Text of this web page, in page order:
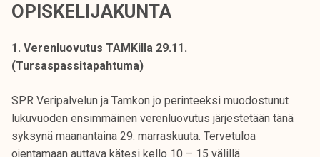
a
u
n
a
OPISKELIJAKUNTA
1. Verenluovutus TAMKilla 29.11.
(Tursaspassitapahtuma)
SPR Veripalvelun ja Tamkon jo perinteeksi muodostunut
lukuvuoden ensimmäinen verenluovutus järjestetään tänä
syksynä maanantaina 29. marraskuuta. Tervetuloa
ojentamaan auttava kätesi kello 10 – 15 välillä